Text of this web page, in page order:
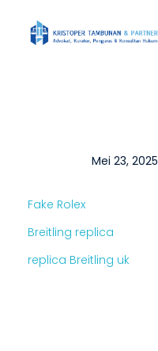
E
I
T
Mei 23, 2025
Fake Rolex
Breitling replica
replica Breitling uk